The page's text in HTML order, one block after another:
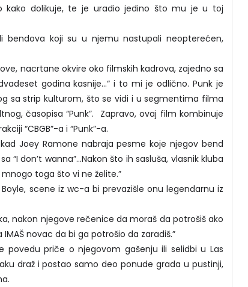
kako dolikuje, te je uradio jedino što mu je u toj
bendova koji su u njemu nastupali neopterećen,
nacrtane okvire oko filmskih kadrova, zajedno sa
godina kasnije...“ i to mi je odlično. Punk je
sa strip kulturom, što se vidi i u segmentima filma
časopisa “Punk”. Zapravo, ovaj film kombinuje
“CBGB”-a i “Punk”-a.
Joey Ramone nabraja pesme koje njegov bend
“I don’t wanna”…Nakon što ih sasluša, vlasnik kluba
toga što vi ne želite.”
scene iz wc-a bi prevazišle onu legendarnu iz
nakon njegove rečenice da moraš da potrošiš ako
novac da bi ga potrošio da zaradiš.”
povedu priče o njegovom gašenju ili selidbi u Las
draž i postao samo deo ponude grada u pustinji,